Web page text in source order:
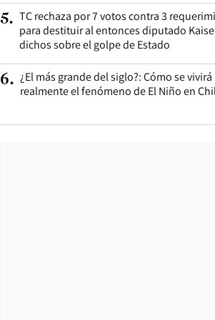
5. TC rechaza por 7 votos contra 3
para destituir al entonces diputado
dichos sobre el golpe de Estado
6. ¿El más grande del siglo?: Cómo se vivirá
realmente el fenómeno de El Niño en